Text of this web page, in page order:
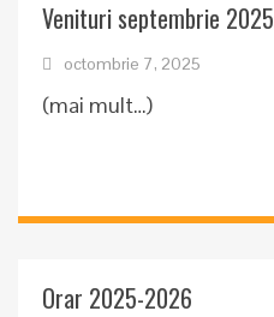
Venituri septembrie 2025
octombrie 7, 2025
(mai mult…)
Orar 2025-2026